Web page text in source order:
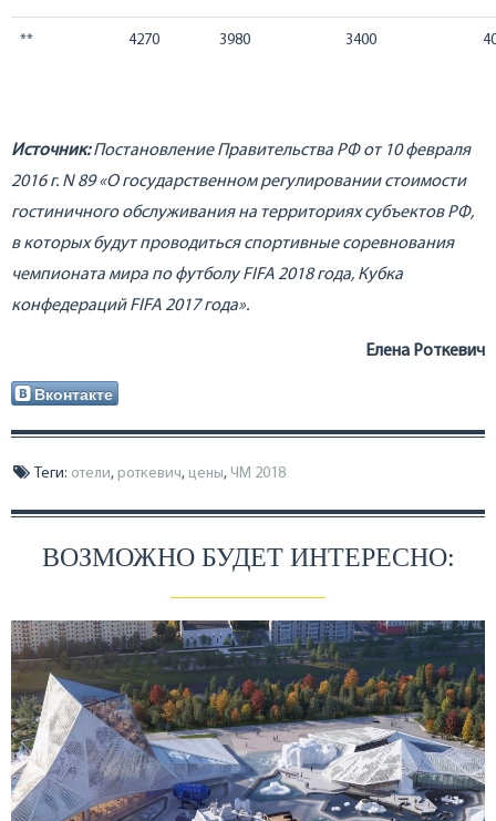
** 4270 3980 3400
Источник:Постановление Правительства РФ от 10 февраля
2016 г. N 89 «О государственном регулировании стоимости
гостиничного обслуживания на территориях субъектов РФ,
в которых будут проводиться спортивные соревнования
чемпионата мира по футболу FIFA 2018 года, Кубка
конфедераций FIFA 2017 года».
Елена Роткевич
Вконтакте
Теги: отели, роткевич, цены, ЧМ 2018
ВОЗМОЖНО БУДЕТ ИНТЕРЕСНО: